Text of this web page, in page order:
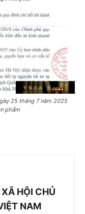
25 tháng 7 năm 2025
phẩm
HỘI CHỦ
NAM